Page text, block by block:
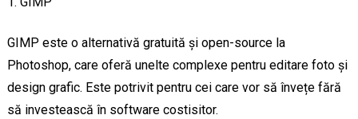
GIMP este o alternativă gratuită și open-source la
Photoshop, care oferă unelte complexe pentru editare foto și
design grafic. Este potrivit pentru cei care vor să învețe fără
să investească în software costisitor.